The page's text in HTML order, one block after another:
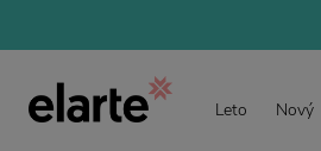
Leto Nový